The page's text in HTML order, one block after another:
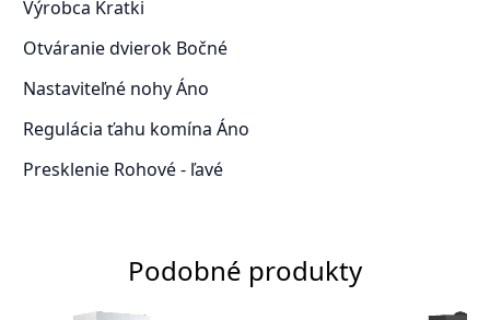
Výrobca Kratki
Otváranie dvierok Bočné
Nastaviteľné nohyÁno
Regulácia ťahu komína Áno
Presklenie Rohové - ľavé
Podobné produkty